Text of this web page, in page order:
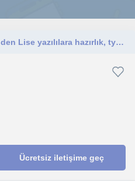
20 yıllık dershane öğretmeninden Lise yazılılara hazırlık, tyt ayt, ezbersiz akılda kalıcı fizik dersi
Ücretsiz iletişime geç